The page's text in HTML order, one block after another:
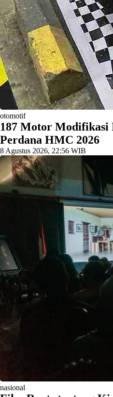
otomotif
187 Motor Modifikasi
Perdana HMC 2026
8 Agustus 2026, 22:56 WIB
nasional